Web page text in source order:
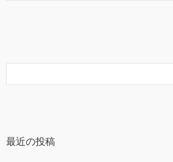
最近の投稿